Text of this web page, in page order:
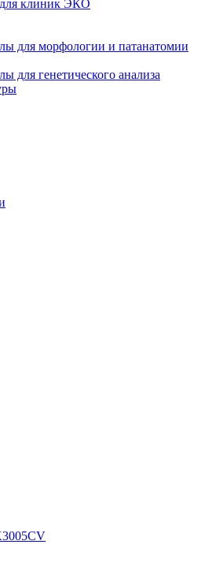
для клиник ЭКО
для морфологии и патанатомии
для генетического анализа